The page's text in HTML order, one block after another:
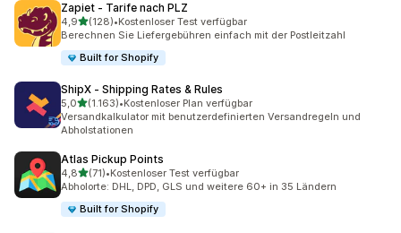
Zapiet ‑ Tarife nach PLZ
4,9von 5 Sternen
(128)
128 Rezensionen insgesamt
•Kostenloser Test verfügbar
Berechnen Sie Liefergebühren einfach mit der Postleitzahl
Built for Shopify
ShipX ‑ Shipping Rates & Rules
5,0von 5 Sternen
(1.163)
1163 Rezensionen insgesamt
•Kostenloser Plan verfügbar
Versandkalkulator mit benutzerdefinierten Versandregeln und
Abholstationen
Atlas Pickup Points
4,8von 5 Sternen
(71)
71 Rezensionen insgesamt
•Kostenloser Test verfügbar
Abholorte: DHL, DPD, GLS und weitere 60+ in 35 Ländern
Built for Shopify